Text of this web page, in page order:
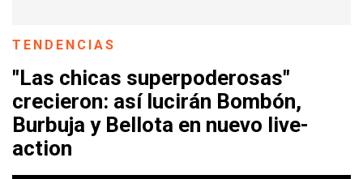
TENDENCIAS
"Las chicas superpoderosas"
crecieron: así lucirán Bombón,
Burbuja y Bellota en nuevo live-
action